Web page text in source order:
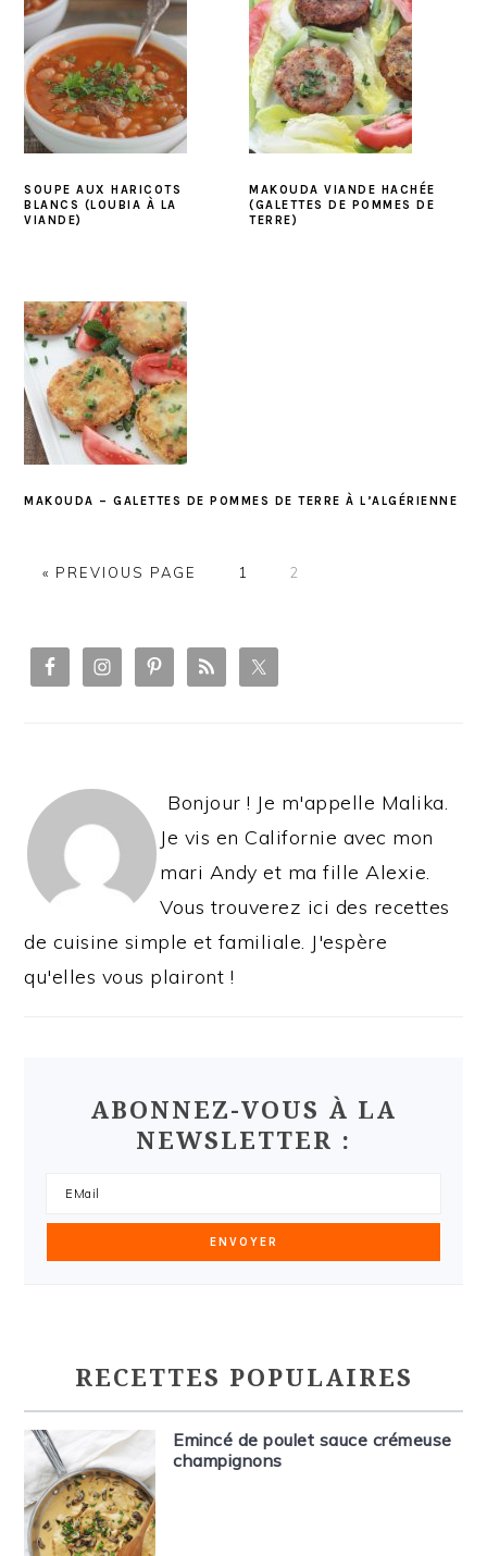
SOUPE AUX HARICOTS
BLANCS (LOUBIA À LA
VIANDE)
MAKOUDA VIANDE HACHÉE
(GALETTES DE POMMES DE
TERRE)
MAKOUDA – GALETTES DE POMMES DE TERRE À L’ALGÉRIENNE
« PREVIOUS PAGE PAGE
1 PAGE
2
SIDEBAR
Bonjour ! Je m'appelle Malika.
Je vis en Californie avec mon
mari Andy et ma fille Alexie.
Vous trouverez ici des recettes
de cuisine simple et familiale. J'espère
qu'elles vous plairont !
ABONNEZ-VOUS À LA
NEWSLETTER :
RECETTES POPULAIRES
Emincé de poulet sauce crémeuse
champignons